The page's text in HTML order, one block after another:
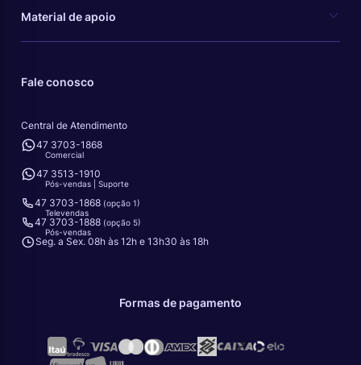
Material de apoio
Fale conosco
Central de Atendimento
47 3703-1868
Comercial
47 3513-1910
Pós-vendas | Suporte
47 3703-1868 (opção 1)
Televendas
47 3703-1888 (opção 5)
Pós-vendas
Seg. a Sex. 08h às 12h e 13h30 às 18h
Formas de pagamento